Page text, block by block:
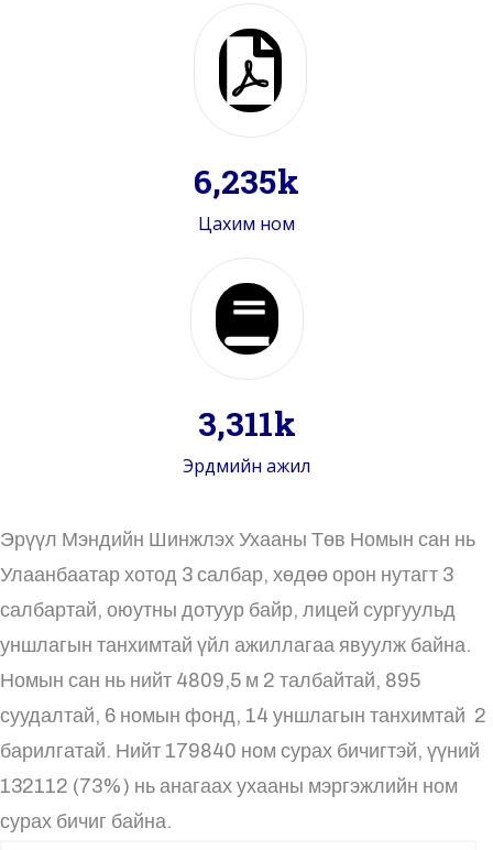
7,541k
Цахим ном
4,005k
Эрдмийн ажил
Эрүүл Мэндийн Шинжлэх Ухааны Төв Номын сан нь
Улаанбаатар хотод 3 салбар, хөдөө орон нутагт 3
салбартай, оюутны дотуур байр, лицей сургуульд
уншлагын танхимтай үйл ажиллагаа явуулж байна.
Номын сан нь нийт 4809,5 м 2 талбайтай, 895
суудалтай, 6 номын фонд, 14 уншлагын танхимтай 2
барилгатай. Нийт 179840 ном сурах бичигтэй, үүний
132112 (73%) нь анагаах ухааны мэргэжлийн ном
сурах бичиг байна.